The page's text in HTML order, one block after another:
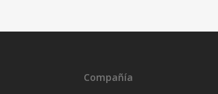
Compañía